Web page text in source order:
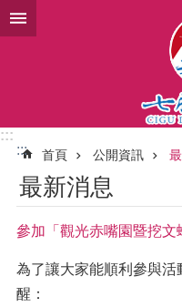
跳到主要內容區塊
:::
:::
首頁 公開資訊
最新消息
參加「觀光赤嘴園暨挖文
為了讓大家能順利參與
醒：